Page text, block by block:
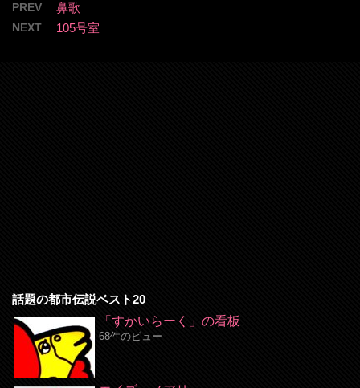
PREV 鼻歌
NEXT 105号室
話題の都市伝説ベスト20
「すかいらーく」の看板
68件のビュー